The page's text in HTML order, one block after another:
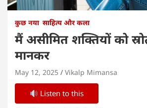
कुछ नया साहित्य और कला
मैं असीमित शक्तियों को
मानकर
May 12, 2025 Vikalp Mimansa
Listen to this